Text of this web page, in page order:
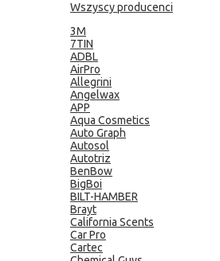
Wszyscy producenci
3M
7TIN
ADBL
AirPro
Allegrini
Angelwax
APP
Aqua Cosmetics
Auto Graph
Autosol
Autotriz
BenBow
BigBoi
BILT-HAMBER
Brayt
California Scents
Car Pro
Cartec